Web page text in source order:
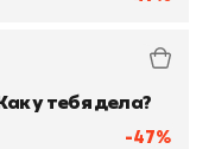
-47%
у тебя дела?